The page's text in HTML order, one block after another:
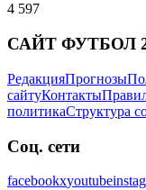
4 597
САЙТ ФУТБОЛ
РедакцияПрогнозы
сайтуКонтакты
политикаСтруктура
Соц. сети
facebookxyoutube